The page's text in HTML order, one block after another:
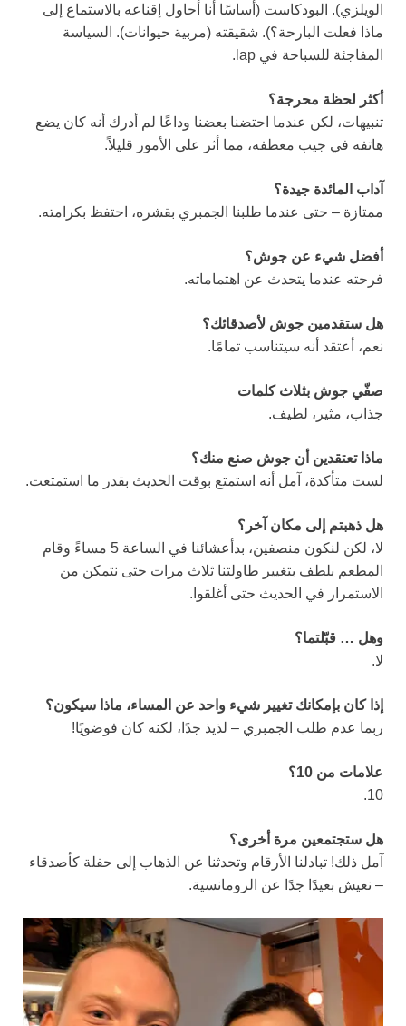
الويلزي). البودكاست (أساسًا أنا أحاول إقناعه بالاستماع إلى
ماذا فعلت البارحة؟). شقيقته (مربية حيوانات). السياسة
المفاجئة للسباحة في lap.
أكثر لحظة محرجة؟
تنبيهات، لكن عندما احتضنا بعضنا وداعًا لم أدرك أنه كان يضع
هاتفه في جيب معطفه، مما أثر على الأمور قليلاً.
آداب المائدة جيدة؟
ممتازة – حتى عندما طلبنا الجمبري بقشره، احتفظ بكرامته.
أفضل شيء عن جوش؟
فرحته عندما يتحدث عن اهتماماته.
هل ستقدمين جوش لأصدقائك؟
نعم، أعتقد أنه سيتناسب تمامًا.
صفّي جوش بثلاث كلمات
جذاب، مثير، لطيف.
ماذا تعتقدين أن جوش صنع منك؟
لست متأكدة، آمل أنه استمتع بوقت الحديث بقدر ما استمتعت.
هل ذهبتم إلى مكان آخر؟
لا، لكن لنكون منصفين، بدأعشائنا في الساعة 5 مساءً وقام
المطعم بلطف بتغيير طاولتنا ثلاث مرات حتى نتمكن من
الاستمرار في الحديث حتى أغلقوا.
وهل … قبّلتما؟
لا.
إذا كان بإمكانك تغيير شيء واحد عن المساء، ماذا سيكون؟
ربما عدم طلب الجمبري – لذيذ جدًا، لكنه كان فوضويًا!
علامات من 10؟
10.
هل ستجتمعين مرة أخرى؟
آمل ذلك! تبادلنا الأرقام وتحدثنا عن الذهاب إلى حفلة كأصدقاء
– نعيش بعيدًا جدًا عن الرومانسية.